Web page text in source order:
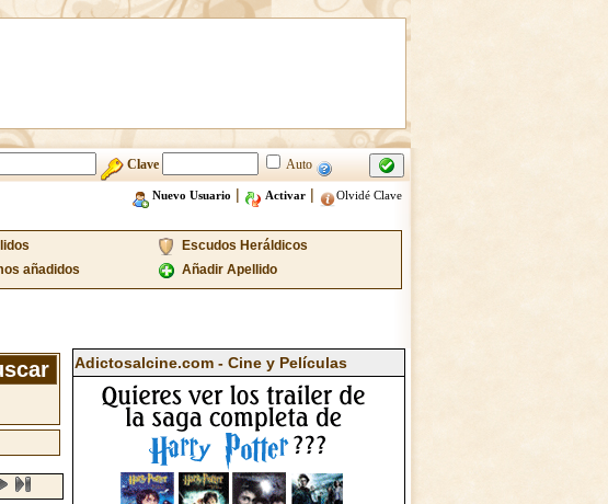
Clave Auto
Nuevo Usuario | Activar| Olvidé Clave
Escudos Heráldicos
añadidos Añadir Apellido
Adictosalcine.com - Cine y Películas